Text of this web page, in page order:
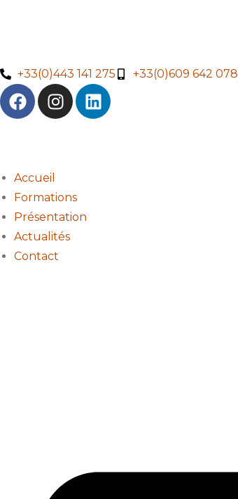
+33(0)443 141 275 +33(0)609 642 078
Accueil
Formations
Présentation
Actualités
Contact